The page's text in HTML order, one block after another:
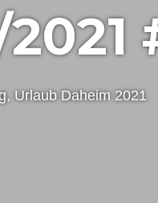
, Urlaub Daheim 2021